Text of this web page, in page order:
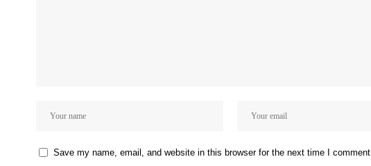
Save my name, email, and website in this browser for the next time I comment.